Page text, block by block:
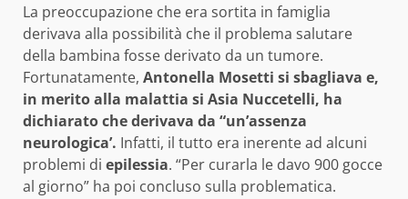
La preoccupazione che era sortita in famiglia
derivava alla possibilità che il problema salutare
della bambina fosse derivato da un tumore.
Fortunatamente, Antonella Mosetti si sbagliava e,
in merito alla malattia si Asia Nuccetelli, ha
dichiarato che derivava da “un’assenza
neurologica’. Infatti, il tutto era inerente ad alcuni
problemi di epilessia. “Per curarla le davo 900 gocce
al giorno” ha poi concluso sulla problematica.